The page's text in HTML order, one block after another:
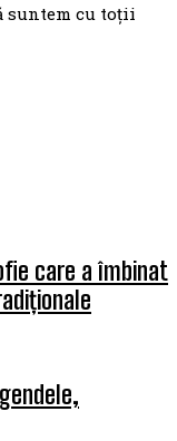
suntem cu toții
care a îmbinat